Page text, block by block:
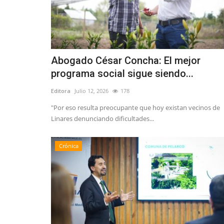
Abogado César Concha: El mejor
programa social sigue siendo...
Editora Julio 12, 2026 178
"Por eso resulta preocupante que hoy existan vecinos de
Linares denunciando dificultades...
Crónica
Tribunales
(VIDEO) Prisión preventiva para
Editora Mayo 18, 2026 533
Los hechos ocurrieron en abril del año pasado
pública